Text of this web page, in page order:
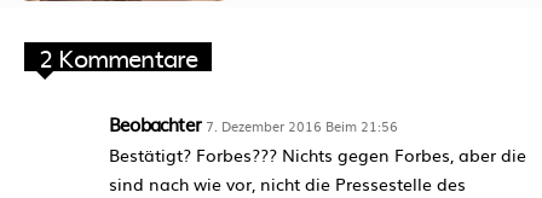
2 Kommentare
Beobachter 7. Dezember 2016 Beim 21:56
Bestätigt? Forbes??? Nichts gegen Forbes, aber die
sind nach wie vor, nicht die Pressestelle des